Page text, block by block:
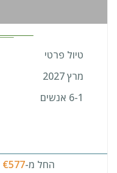
טיול פרטי
מרץ 2027
החל מ-€577